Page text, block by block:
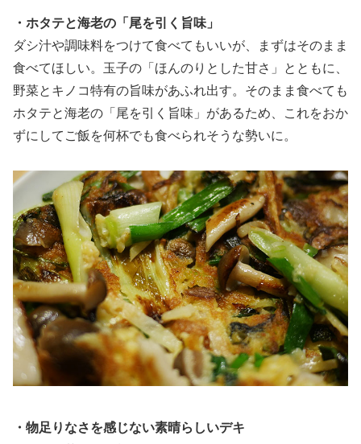
・ホタテと海老の「尾を引く旨味」
ダシ汁や調味料をつけて食べてもいいが、まずはそのまま
食べてほしい。玉子の「ほんのりとした甘さ」とともに、
野菜とキノコ特有の旨味があふれ出す。そのまま食べても
ホタテと海老の「尾を引く旨味」があるため、これをおか
ずにしてご飯を何杯でも食べられそうな勢いに。
・物足りなさを感じない素晴らしいデキ